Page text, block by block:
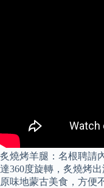
炙燒烤羊腿：名根聘請
達360度旋轉，炙燒烤
原味地蒙古美食，方便